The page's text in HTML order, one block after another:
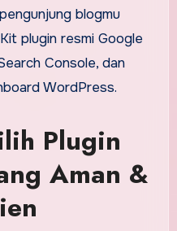
blogmu
plugin resmi Google
Console, dan
WordPress.
Plugin
Aman &